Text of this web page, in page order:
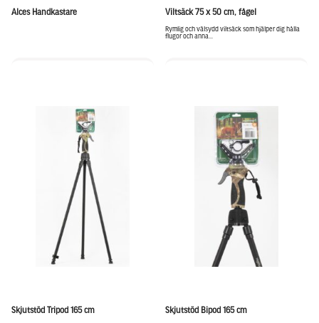
Alces Handkastare Viltsäck 75 x 50 cm, fågel
Rymlig och välsydd viltsäck som hjälper dig hålla
flugor och anna...
Skjutstöd Tripod 165 cm Skjutstöd Bipod 165 cm